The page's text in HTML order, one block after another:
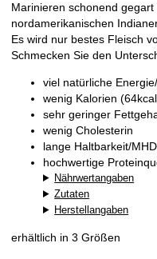
Marinieren schonend
nordamerikanischen
Es wird nur bestes Fleisch
Schmecken Sie den
viel natürliche
wenig Kalorien
sehr geringer
wenig Cholesterin
lange Haltbarkeit/MHD
hochwertige
Nährwertangaben
Zutaten
Herstellangaben
erhältlich in 3 Größen